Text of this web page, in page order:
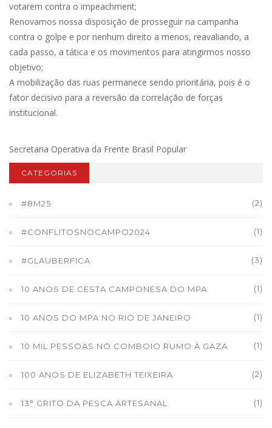
votarem contra o impeachment;
Renovamos nossa disposição de prosseguir na campanha
contra o golpe e por nenhum direito a menos, reavaliando, a
cada passo, a tática e os movimentos para atingirmos nosso
objetivo;
A mobilização das ruas permanece sendo prioritária, pois é o
fator decisivo para a reversão da correlação de forças
institucional.
Secretaria Operativa da Frente Brasil Popular
CATEGORIAS
#8M25 (2)
#CONFLITOSNOCAMPO2024 (1)
#GLAUBERFICA (3)
10 ANOS DE CESTA CAMPONESA DO MPA (1)
10 ANOS DO MPA NO RIO DE JANEIRO (1)
10 MIL PESSOAS NO COMBOIO RUMO À GAZA (1)
100 ANOS DE ELIZABETH TEIXEIRA (2)
13° GRITO DA PESCA ARTESANAL (1)